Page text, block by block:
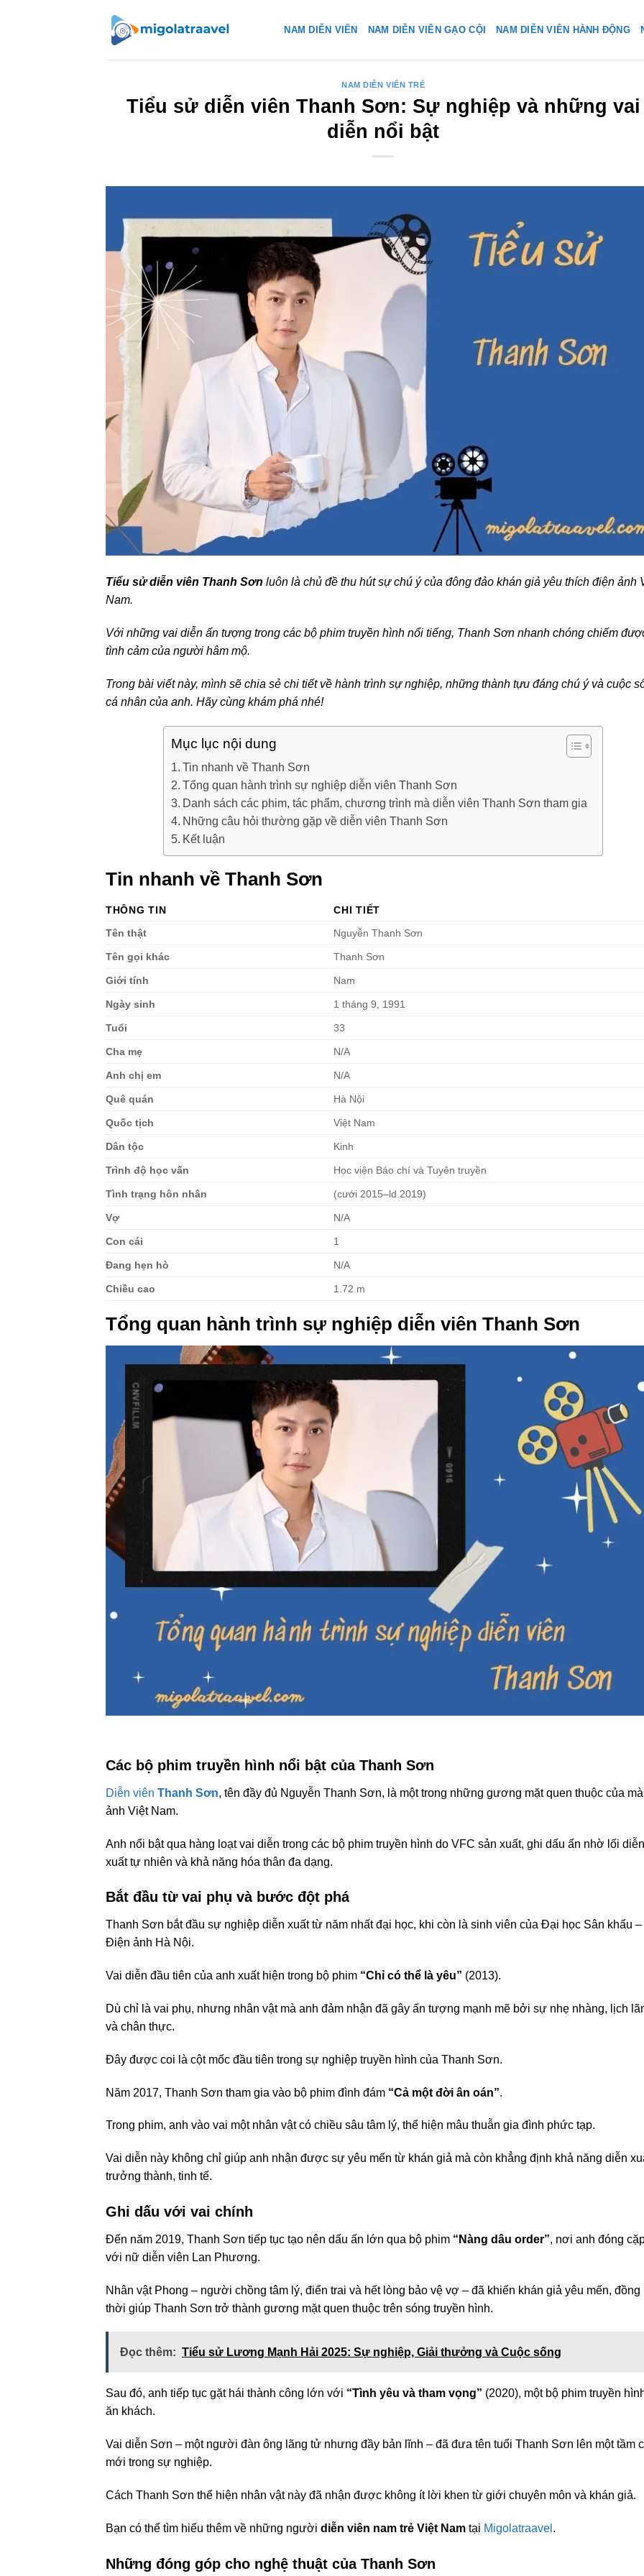
NAM DIỄN VIÊN NAM DIỄN VIÊN GẠO CỘI NAM DIỄN VIÊN HÀNH ĐỘNG
NAM DIỄN VIÊN TRẺ
Tiểu sử diễn viên Thanh Sơn: Sự nghiệp và những vai
diễn nổi bật
Tiểu sử diễn viên Thanh Sơn luôn là chủ đề thu hút sự chú ý của đông đảo khán giả yêu thích điện ảnh
Nam.
Với những vai diễn ấn tượng trong các bộ phim truyền hình nổi tiếng, Thanh Sơn nhanh chóng chiếm
tình cảm của người hâm mộ.
Trong bài viết này, mình sẽ chia sẻ chi tiết về hành trình sự nghiệp, những thành tựu đáng chú ý và cuộc
cá nhân của anh. Hãy cùng khám phá nhé!
Mục lục nội dung
Tin nhanh về Thanh Sơn
Tổng quan hành trình sự nghiệp diễn viên Thanh Sơn
Danh sách các phim, tác phẩm, chương trình mà diễn viên Thanh Sơn tham gia
Những câu hỏi thường gặp về diễn viên Thanh Sơn
Kết luận
Tin nhanh về Thanh Sơn
THÔNG TIN
CHI TIẾT
Tên thật
Nguyễn Thanh Sơn
Tên gọi khác Thanh Sơn
Giới tính Nam
Ngày sinh 1 tháng 9, 1991
Tuổi 33
Cha mẹ N/A
Anh chị em N/A
Quê quán Hà Nội
Quốc tịch Việt Nam
Dân tộc Kinh
Trình độ học vấn Học viện Báo chí và Tuyên truyền
Tình trạng hôn nhân (cưới 2015⁠–⁠ld.2019)
Vợ N/A
Con cái 1
Đang hẹn hò N/A
Chiều cao 1.72 m
Tổng quan hành trình sự nghiệp diễn viên Thanh Sơn
Các bộ phim truyền hình nổi bật của Thanh Sơn
Diễn viên Thanh Sơn, tên đầy đủ Nguyễn Thanh Sơn, là một trong những gương mặt quen thuộc của
ảnh Việt Nam.
Anh nổi bật qua hàng loạt vai diễn trong các bộ phim truyền hình do VFC sản xuất, ghi dấu ấn nhờ lối diễn
xuất tự nhiên và khả năng hóa thân đa dạng.
Bắt đầu từ vai phụ và bước đột phá
Thanh Sơn bắt đầu sự nghiệp diễn xuất từ năm nhất đại học, khi còn là sinh viên của Đại học Sân khấu –
Điện ảnh Hà Nội.
Vai diễn đầu tiên của anh xuất hiện trong bộ phim “Chỉ có thể là yêu” (2013).
Dù chỉ là vai phụ, nhưng nhân vật mà anh đảm nhận đã gây ấn tượng mạnh mẽ bởi sự nhẹ nhàng, lịch
và chân thực.
Đây được coi là cột mốc đầu tiên trong sự nghiệp truyền hình của Thanh Sơn.
Năm 2017, Thanh Sơn tham gia vào bộ phim đình đám “Cả một đời ân oán”.
Trong phim, anh vào vai một nhân vật có chiều sâu tâm lý, thể hiện mâu thuẫn gia đình phức tạp.
Vai diễn này không chỉ giúp anh nhận được sự yêu mến từ khán giả mà còn khẳng định khả năng diễn
trưởng thành, tinh tế.
Ghi dấu với vai chính
Đến năm 2019, Thanh Sơn tiếp tục tạo nên dấu ấn lớn qua bộ phim “Nàng dâu order”, nơi anh đóng
với nữ diễn viên Lan Phương.
Nhân vật Phong – người chồng tâm lý, điển trai và hết lòng bảo vệ vợ – đã khiến khán giả yêu mến, đồng
thời giúp Thanh Sơn trở thành gương mặt quen thuộc trên sóng truyền hình.
Đọc thêm: Tiểu sử Lương Mạnh Hải 2025: Sự nghiệp, Giải thưởng và Cuộc sống
Sau đó, anh tiếp tục gặt hái thành công lớn với “Tình yêu và tham vọng” (2020), một bộ phim truyền
ăn khách.
Vai diễn Sơn – một người đàn ông lãng tử nhưng đầy bản lĩnh – đã đưa tên tuổi Thanh Sơn lên một tầm
mới trong sự nghiệp.
Cách Thanh Sơn thể hiện nhân vật này đã nhận được không ít lời khen từ giới chuyên môn và khán giả.
Bạn có thể tìm hiểu thêm về những người diễn viên nam trẻ Việt Nam tại Migolatraavel .
Những đóng góp cho nghệ thuật của Thanh Sơn